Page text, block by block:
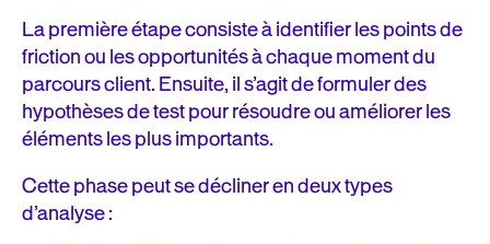
La première étape consiste à identifier les points de
friction ou les opportunités à chaque moment du
parcours client. Ensuite, il s’agit de formuler des
hypothèses de test pour résoudre ou améliorer les
éléments les plus importants.
Cette phase peut se décliner en deux types
d’analyse :